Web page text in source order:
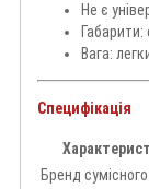
Не є
Габарити:
Вага:
Специфікація
Бренд